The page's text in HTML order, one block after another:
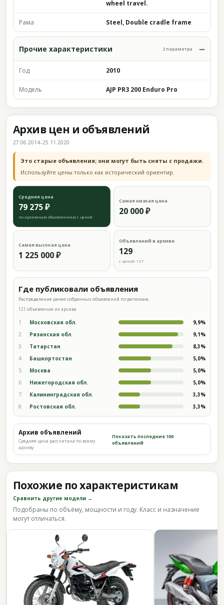
wheel travel.
Рама Steel, Double cradle frame
Прочие характеристики 2 параметра
Год 2010
Модель AJP PR3 200 Enduro Pro
Архив цен и объявлений
27.06.2014–25.11.2020
Это старые объявления; они могут быть сняты с продажи.
Используйте цены только как исторический ориентир.
Средняя цена
79 275 ₽
по архивным объявлениям с ценой
Самая низкая цена
20 000 ₽
Самая высокая цена
1 225 000 ₽
Объявлений в архиве
129
с ценой: 127
Где публиковали объявления
Распределение ранее собранных объявлений по регионам.
121 объявление из архива
1 Московская обл. 9,9%
2 Рязанская обл. 9,1%
3 Татарстан 8,3%
4 Башкортостан 5,0%
5 Москва 5,0%
6 Нижегородская обл. 5,0%
7 Калининградская обл. 3,3%
8 Ростовская обл. 3,3%
Архив объявлений
Средняя цена рассчитана по всему
архиву
Показать последние 100
объявлений
Похожие по характеристикам
Сравнить другие модели →
Подобраны по объёму, мощности и году. Класс и назначение
могут отличаться.